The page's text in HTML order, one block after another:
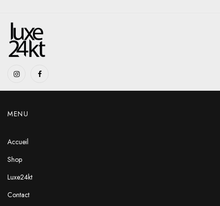
MENU
Accueil
Shop
Luxe24kt
Contact